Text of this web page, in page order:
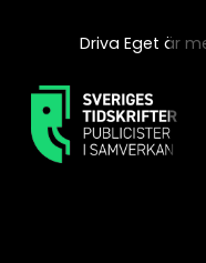
Driva Eget är